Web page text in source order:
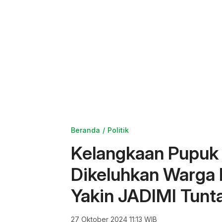
Beranda Politik
Kelangkaan
Dikeluhkan Warga
Yakin JADIMI
27 Oktober 2024 11:13 WIB